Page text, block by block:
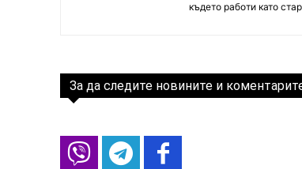
където работи като
За да следите новините и